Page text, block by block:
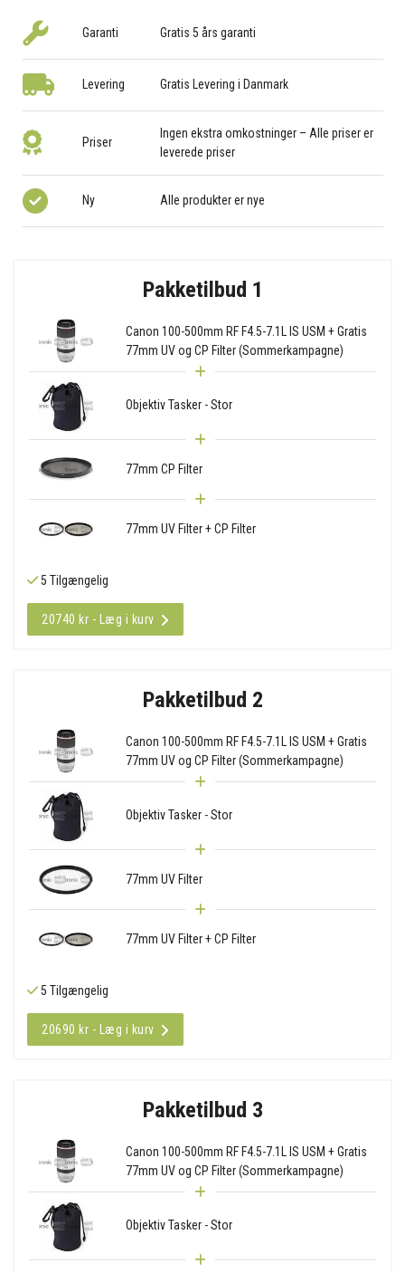
Garanti Gratis 5 års garanti
Levering Gratis Levering i Danmark
Priser
Ingen ekstra omkostninger – Alle priser er
leverede priser
Ny Alle produkter er nye
Pakketilbud 1
Canon 100-500mm RF F4.5-7.1L IS USM + Gratis
77mm UV og CP Filter (Sommerkampagne)
Objektiv Tasker - Stor
77mm CP Filter
77mm UV Filter + CP Filter
5 Tilgængelig
20740 kr - Læg i kurv
Pakketilbud 2
Canon 100-500mm RF F4.5-7.1L IS USM + Gratis
77mm UV og CP Filter (Sommerkampagne)
Objektiv Tasker - Stor
77mm UV Filter
77mm UV Filter + CP Filter
5 Tilgængelig
20690 kr - Læg i kurv
Pakketilbud 3
Canon 100-500mm RF F4.5-7.1L IS USM + Gratis
77mm UV og CP Filter (Sommerkampagne)
Objektiv Tasker - Stor